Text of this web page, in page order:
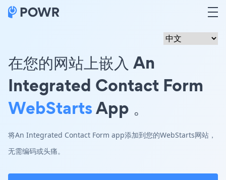
在您的网站上嵌入 An
Integrated Contact Form
WebStartsApp 。
将An Integrated Contact Form app添加到您的WebStarts网站，
无需编码或头痛。